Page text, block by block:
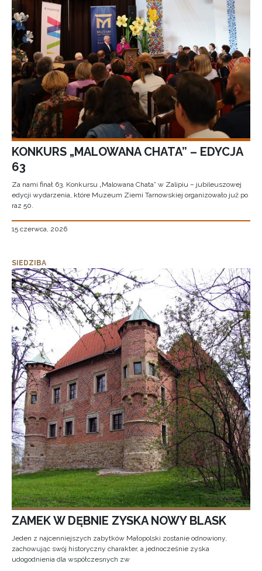
KONKURS „MALOWANA CHATA” – EDYCJA
63
Za nami finał 63. Konkursu „Malowana Chata” w Zalipiu – jubileuszowej
edycji wydarzenia, które Muzeum Ziemi Tarnowskiej organizowało już po
raz 50.
15 czerwca, 2026
SIEDZIBA
ZAMEK W DĘBNIE ZYSKA NOWY BLASK
Jeden z najcenniejszych zabytków Małopolski zostanie odnowiony,
zachowując swój historyczny charakter, a jednocześnie zyska
udogodnienia dla współczesnych zw